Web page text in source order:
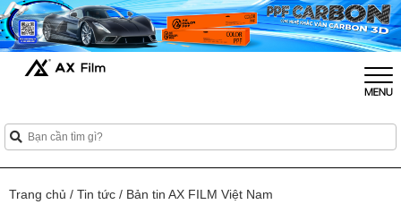
Trang chủ / Tin tức / Bản tin AX FILM Việt Nam